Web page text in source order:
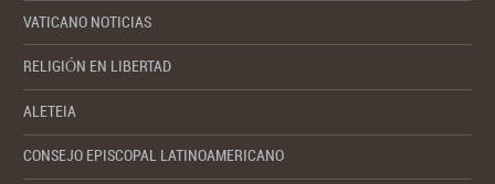
VATICANO NOTICIAS
RELIGIÓN EN LIBERTAD
ALETEIA
CONSEJO EPISCOPAL LATINOAMERICANO